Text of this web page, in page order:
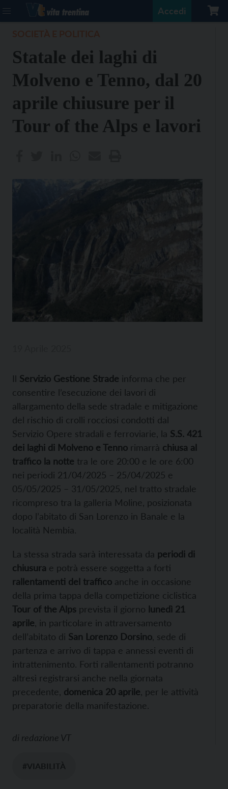
Accedi
Statale dei laghi di
Molveno e Tenno, dal 20
aprile chiusure per il
Tour of the Alps e lavori
Il Servizio Gestione Strade informa che per
consentire l’esecuzione dei lavori di
allargamento della sede stradale e mitigazione
del rischio di crolli rocciosi condotti dal
Servizio Opere stradali e ferroviarie, la S.S. 421
dei laghi di Molveno e Tenno rimarrà chiusa al
traffico la notte tra le ore 20:00 e le ore 6:00
nei periodi 21/04/2025 – 25/04/2025 e
05/05/2025 – 31/05/2025, nel tratto stradale
ricompreso tra la galleria Moline, posizionata
dopo l’abitato di San Lorenzo in Banale e la
località Nembia.
La stessa strada sarà interessata da periodi di
chiusura e potrà essere soggetta a forti
rallentamenti del traffico anche in occasione
della prima tappa della competizione ciclistica
Tour of the Alps prevista il giorno lunedì 21
aprile , in particolare in attraversamento
dell’abitato di San Lorenzo Dorsino , sede di
partenza e arrivo di tappa e annessi eventi di
intrattenimento. Forti rallentamenti potranno
altresì registrarsi anche nella giornata
precedente, domenica 20 aprile , per le attività
preparatorie della manifestazione.
di redazione VT
#VIABILITÀ